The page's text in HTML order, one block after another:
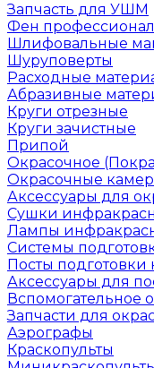
Запчасть для УШМ
Фен
Шлифовальные
Шуруповерты
Расходные
Абразивные
Круги отрезные
Круги зачистные
Припой
Окрасочное
Окрасочные
Аксессуары для
Сушки
Лампы
Системы
Посты подготовки
Аксессуары для
Вспомогательное
Запчасти для
Аэрографы
Краскопульты